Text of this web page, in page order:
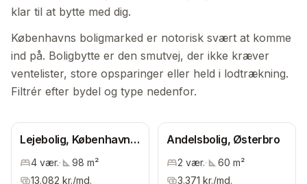
klar til at bytte med dig.
Københavns boligmarked er notorisk svært at komme
ind på. Boligbytte er den smutvej, der ikke kræver
ventelister, store opsparinger eller held i lodtrækning.
Filtrér efter bydel og type nedenfor.
Lejebolig, København
Kommune
4 vær.· 98 m²
13.082 kr./md.
Andelsbolig, Østerbro
2 vær.· 60 m²
3.371 kr./md.